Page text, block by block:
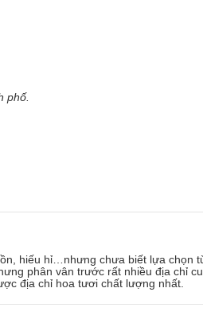
phố.
hiếu hỉ…nhưng chưa biết lựa chọn
phân vân trước rất nhiều địa chỉ
địa chỉ hoa tươi chất lượng nhất.